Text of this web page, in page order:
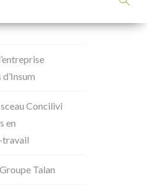
Concilivi
en
travail
Talan